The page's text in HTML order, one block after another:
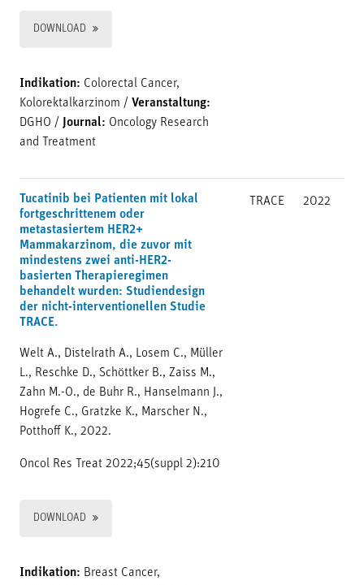
DOWNLOAD
Indikation: Colorectal Cancer,
Kolorektalkarzinom / Veranstaltung:
DGHO / Journal: Oncology Research
and Treatment
Tucatinib bei Patienten mit lokal
fortgeschrittenem oder
metastasiertem HER2+
Mammakarzinom, die zuvor mit
mindestens zwei anti-HER2-
basierten Therapieregimen
behandelt wurden: Studiendesign
der nicht-interventionellen Studie
TRACE.
Welt A., Distelrath A., Losem C., Müller
L., Reschke D., Schöttker B., Zaiss M.,
Zahn M.-O., de Buhr R., Hanselmann J.,
Hogrefe C., Gratzke K., Marscher N.,
Potthoff K., 2022.
Oncol Res Treat 2022;45(suppl 2):210
DOWNLOAD
Indikation: Breast Cancer,
TRACE 2022